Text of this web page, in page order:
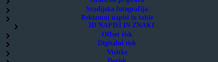
Studijska fotografija
Reklamni napisi in table
3D NAPISI IN ZNAKI
Offset tisk
Digitalni tisk
Vizitke